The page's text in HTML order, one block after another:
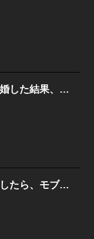
オタク同僚と偽装結婚した結果、毎日がメッチャ楽しいんだけど！【分冊版】
Berry’sFantasy転生したら、モブでした（涙）～死亡フラグを回避するため、薬師になります～（分冊版）